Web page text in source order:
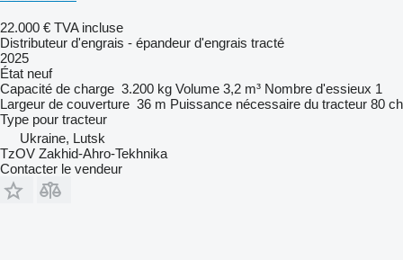
22.000 € TVA incluse
Distributeur d'engrais - épandeur d'engrais tracté
2025
État neuf
Capacité de charge 3.200 kg Volume 3,2 m³ Nombre d'essieux 1
Largeur de couverture 36 m Puissance nécessaire du tracteur 80 ch
Type pour tracteur
Ukraine, Lutsk
TzOV Zakhid-Ahro-Tekhnika
Contacter le vendeur